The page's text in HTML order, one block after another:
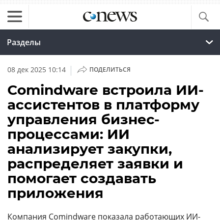
Разделы
08 дек 2025 10:14 | ПОДЕЛИТЬСЯ
Comindware встроила ИИ-
ассистентов в платформу
управления бизнес-
процессами: ИИ
анализирует закупки,
распределяет заявки и
помогает создавать
приложения
Компания Comindware показала работающих ИИ-